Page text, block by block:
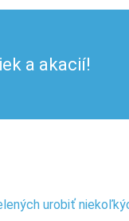
a akacií!
urobiť